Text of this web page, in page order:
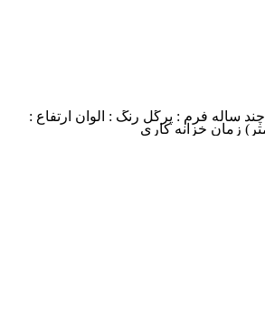
چند ساله فرم : پرگل رنگ : الوان ارتفاع :